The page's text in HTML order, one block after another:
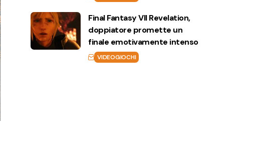
Final Fantasy VII Revelation,
doppiatore promette un
finale emotivamente intenso
VIDEOGIOCHI